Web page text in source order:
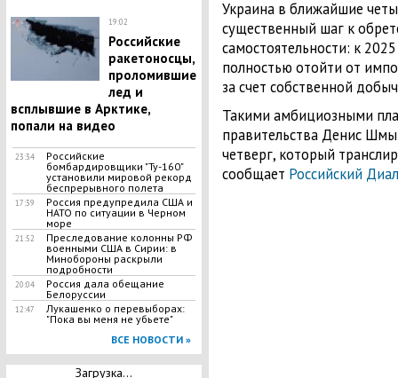
19:02
Российские
ракетоносцы,
проломившие
лед и
всплывшие в Арктике,
попали на видео
23:34
Российские
бомбардировщики "Ту-160"
установили мировой рекорд
беспрерывного полета
17:39
Россия предупредила США и
НАТО по ситуации в Черном
море
21:52
Преследование колонны РФ
военными США в Сирии: в
Минобороны раскрыли
подробности
20:04
Россия дала обещание
Белоруссии
12:47
​Лукашенко о перевыборах:
"Пока вы меня не убьете"
ВСЕ НОВОСТИ »
Загрузка...
Украина в ближайшие
существенный шаг к
самостоятельности: к
полностью отойти от
за счет собственной
Такими амбициозными
правительства Денис
четверг, который
сообщает Российский